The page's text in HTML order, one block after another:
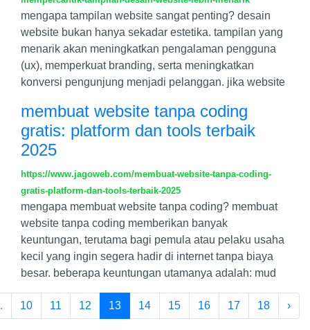
mengapa tampilan website sangat penting? desain
website bukan hanya sekadar estetika. tampilan yang
menarik akan meningkatkan pengalaman pengguna
(ux), memperkuat branding, serta meningkatkan
konversi pengunjung menjadi pelanggan. jika website
membuat website tanpa coding
gratis: platform dan tools terbaik
2025
https://www.jagoweb.com/membuat-website-tanpa-coding-
gratis-platform-dan-tools-terbaik-2025
mengapa membuat website tanpa coding? membuat
website tanpa coding memberikan banyak
keuntungan, terutama bagi pemula atau pelaku usaha
kecil yang ingin segera hadir di internet tanpa biaya
besar. beberapa keuntungan utamanya adalah: mud
10 11 12 13 14 15 16 17 18 ›